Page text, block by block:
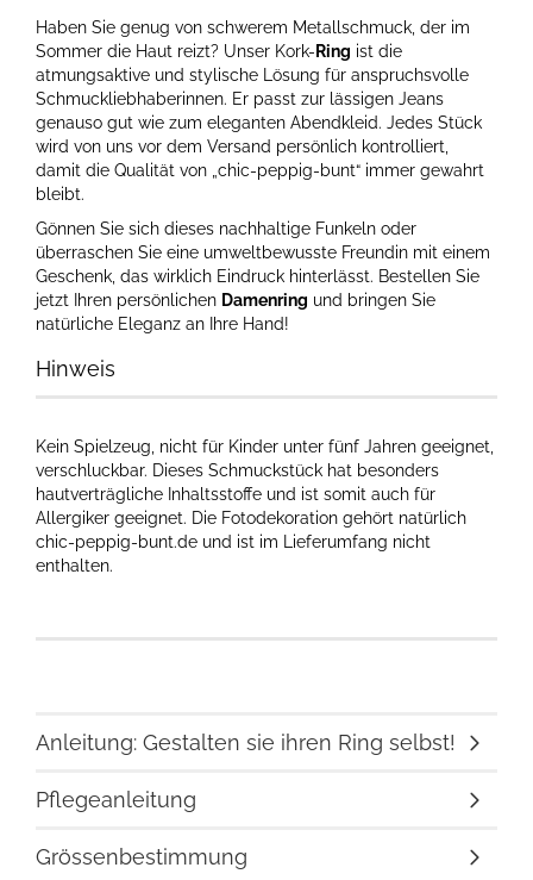
Haben Sie genug von schwerem Metallschmuck, der im
Sommer die Haut reizt? Unser Kork- Ring ist die
atmungsaktive und stylische Lösung für anspruchsvolle
Schmuckliebhaberinnen. Er passt zur lässigen Jeans
genauso gut wie zum eleganten Abendkleid. Jedes Stück
wird von uns vor dem Versand persönlich kontrolliert,
damit die Qualität von „chic-peppig-bunt“ immer gewahrt
bleibt.
Gönnen Sie sich dieses nachhaltige Funkeln oder
überraschen Sie eine umweltbewusste Freundin mit einem
Geschenk, das wirklich Eindruck hinterlässt. Bestellen Sie
jetzt Ihren persönlichen Damenring und bringen Sie
natürliche Eleganz an Ihre Hand!
Hinweis
Kein Spielzeug, nicht für Kinder unter fünf Jahren geeignet,
verschluckbar. Dieses Schmuckstück hat besonders
hautverträgliche Inhaltsstoffe und ist somit auch für
Allergiker geeignet. Die Fotodekoration gehört natürlich
chic-peppig-bunt.de und ist im Lieferumfang nicht
enthalten.
Anleitung: Gestalten sie ihren Ring selbst!
Pflegeanleitung
Grössenbestimmung